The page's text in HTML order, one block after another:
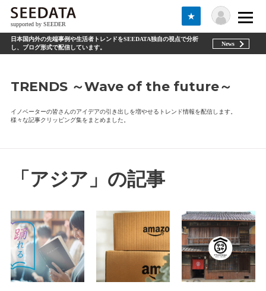
supported by SEEDER
★
日本国内外の先端事例や生活者トレンドをSEEDATA独自の視点で分析
し、ブログ形式で配信しています。
News
TRENDS ～Wave of the future～
イノベーターの皆さんのアイデアの引き出しを増やせるトレンド情報を配信します。
様々な記事クリッピング集をまとめました。
「アジア」の記事